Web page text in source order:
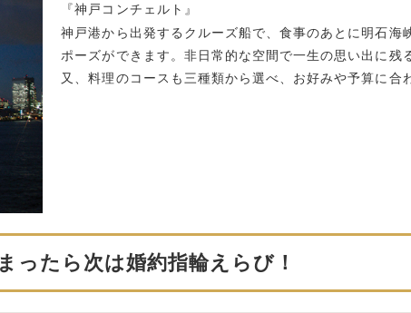
『神戸コンチェルト 』
神戸港から出発するクルーズ船で、食事のあとに明石
ポーズができます。非日常的な空間で一生の思い出に残
又、料理のコースも三種類から選べ、お好みや予算に合
ったら次は婚約指輪えらび！